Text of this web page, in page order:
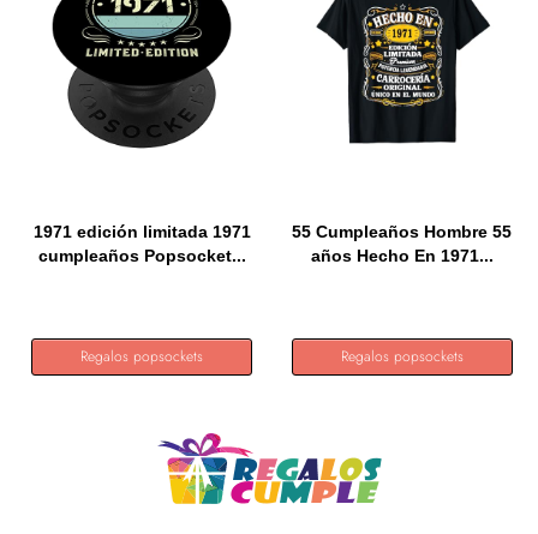
1971 edición limitada 1971
cumpleaños Popsocket...
Regalos popsockets
55 Cumpleaños Hombre 55
años Hecho En 1971...
Regalos popsockets